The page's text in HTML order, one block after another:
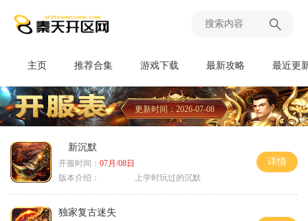
主页 推荐合集 游戏下载 最新攻略 最近更
更新时间：2026-07-08
新沉默
开服时间： 07月/08日
版本介绍：
上学时玩过的沉默
详情
独家复古迷失